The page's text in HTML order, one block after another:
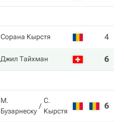
Сорана Кырстя 4
Джил Тайхман 6
М.
Бузарнеску
С.
Кырстя
6